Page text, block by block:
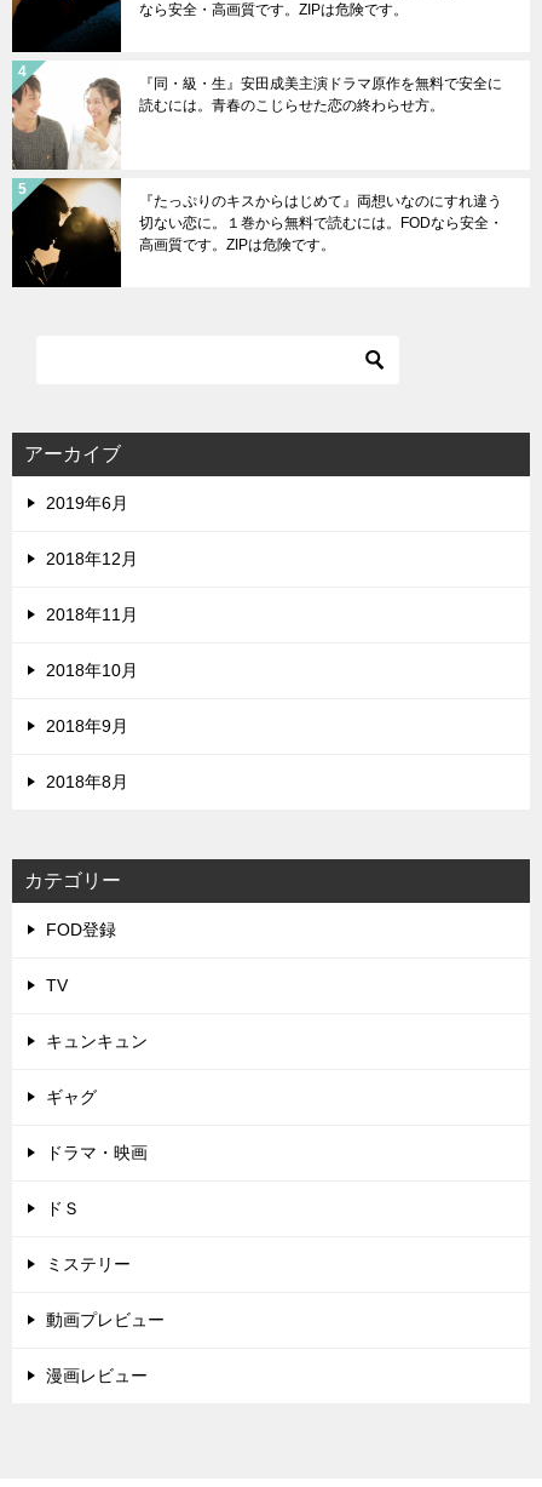
なら安全・高画質です。ZIPは危険です。
『同・級・生』安田成美主演ドラマ原作を無料で安全に
読むには。青春のこじらせた恋の終わらせ方。
『たっぷりのキスからはじめて』両想いなのにすれ違う
切ない恋に。１巻から無料で読むには。FODなら安全・
高画質です。ZIPは危険です。
アーカイブ
2019年6月
2018年12月
2018年11月
2018年10月
2018年9月
2018年8月
カテゴリー
FOD登録
TV
キュンキュン
ギャグ
ドラマ・映画
ドＳ
ミステリー
動画プレビュー
漫画レビュー